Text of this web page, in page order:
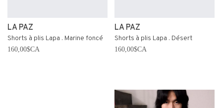
LA PAZ
Shorts à plis Lapa . Marine foncé
160,00$CA
LA PAZ
Shorts à plis Lapa . Désert
160,00$CA